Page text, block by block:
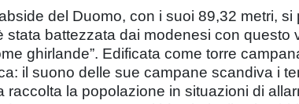
del Duomo, con i suoi 89,32 metri,
stata battezzata dai modenesi con
ghirlande”. Edificata come torre
il suono delle sue campane scandiva i
raccolta la popolazione in situazioni di